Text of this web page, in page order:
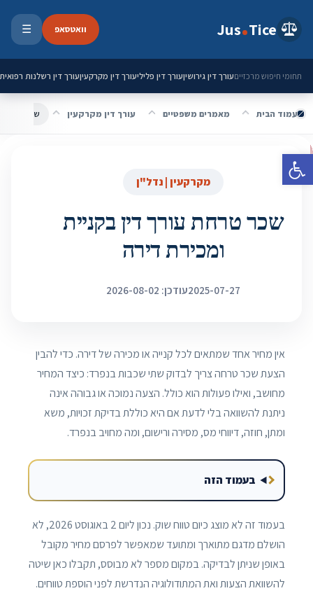
פתח סרגל נגישות
Jus Tice וואטסאפ ☰
תחומי חיפוש מרכזייםעורך דין גירושיןעורך דין פליליעורך דין מקרקעיןעורך דין רשלנות רפואית
עמוד הבית מאמרים משפטיים עורך דין מקרקעין שכר טרחת
מקרקעין | נדל"ן
שכר טרחת עורך דין בקניית
ומכירת דירה
2025-07-27עודכן: 2026-08-02
אין מחיר אחד שמתאים לכל קנייה או מכירה של דירה. כדי להבין
הצעת שכר טרחה צריך לבדוק שתי שכבות בנפרד: כיצד המחיר
מחושב, ואילו פעולות הוא כולל. הצעה נמוכה או גבוהה אינה
ניתנת להשוואה בלי לדעת אם היא כוללת בדיקת זכויות, משא
ומתן, חוזה, דיווחי מס, מסירה ורישום, ומה מחויב בנפרד.
בעמוד הזה
בעמוד זה לא מוצג כיום טווח שוק. נכון ליום 2 באוגוסט 2026, לא
הושלם מדגם מתוארך ומתועד שמאפשר לפרסם מחיר מקובל
באופן שניתן לבדיקה. במקום מספר לא מבוסס, תקבלו כאן שיטה
להשוואת הצעות ואת המתודולוגיה הנדרשת לפני הוספת טווחים.